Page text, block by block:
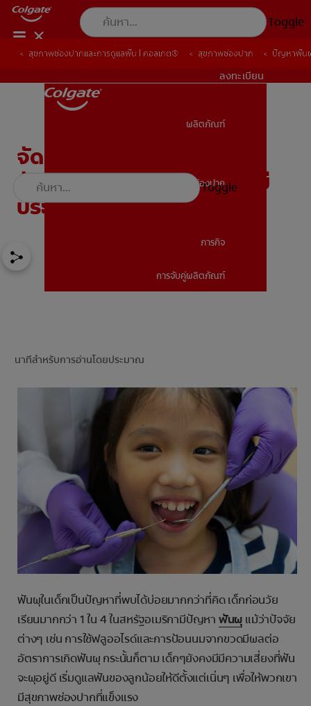
Toggle
TH (TH)
ลงทะเบียน
ลงทะเบียน
ผลิตภัณฑ์
สุขภาพช่องปาก
ภารกิจ
การจับคู่ผลิตภัณฑ์
Toggle
สุขภาพช่องปากและการดูแลฟัน | คอลเกต® สุขภาพช่องปาก ปัญหาฟันผุ
จัดการปัญหาเด็กฟันผุ:
สัญญาณและวิธีการรักษาที่มี
ประสิทธิภาพ
นาทีสำหรับการอ่านโดยประมาณ
ฟันผุในเด็กเป็นปัญหาที่พบได้บ่อยมากกว่าที่คิด เด็กก่อนวัย
เรียนมากกว่า 1 ใน 4 ในสหรัฐอเมริกามีปัญหา ฟันผุ แม้ว่าปัจจัย
ต่างๆ เช่น การใช้ฟลูออไรด์และการป้อนนมจากขวดมีผลต่อ
อัตราการเกิดฟันผุ กระนั้นก็ตาม เด็กๆยังคงมีมีความเสี่ยงที่ฟัน
จะผุอยู่ดี เริ่มดูแลฟันของลูกน้อยให้ดีตั้งแต่เนิ่นๆ เพื่อให้พวกเขา
มีสุขภาพช่องปากที่แข็งแรง